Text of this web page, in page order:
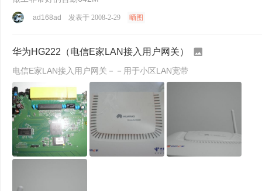
ad168ad 发表于 2008-2-29 晒图
华为HG222（电信E家LAN接入用户网关）
电信E家LAN接入用户网关－－用于小区LAN宽带